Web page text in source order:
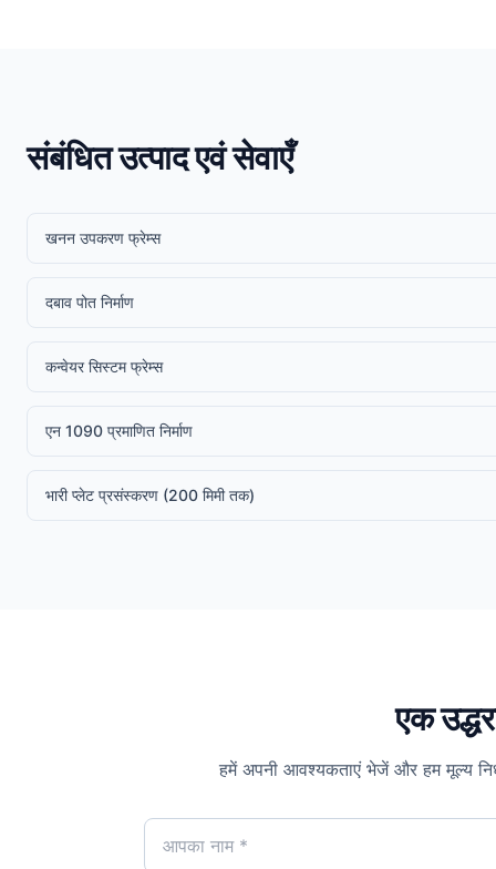
संबंधित उत्पाद एवं सेवाएँ
खनन उपकरण फ्रेम्स
दबाव पोत निर्माण
कन्वेयर सिस्टम फ्रेम्स
एन 1090 प्रमाणित निर्माण
भारी प्लेट प्रसंस्करण (200 मिमी तक)
एक
हमें अपनी आवश्यकताएं भेजें और हम मूल्य